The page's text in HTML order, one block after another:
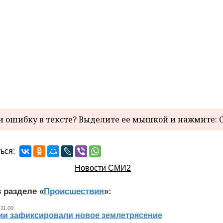
в тексте? Выделите ее мышкой и нажмите:
Новости СМИ2
разделе «Происшествия»:
зафиксировали новое землетрясение